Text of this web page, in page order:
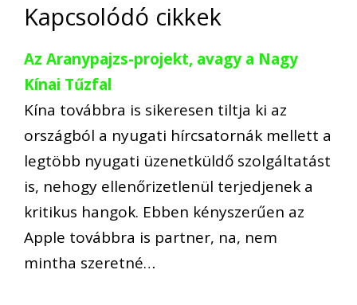
Kapcsolódó cikkek
Az Aranypajzs-projekt, avagy a Nagy
Kínai Tűzfal
Kína továbbra is sikeresen tiltja ki az
országból a nyugati hírcsatornák mellett a
legtöbb nyugati üzenetküldő szolgáltatást
is, nehogy ellenőrizetlenül terjedjenek a
kritikus hangok. Ebben kényszerűen az
Apple továbbra is partner, na, nem
mintha szeretné…